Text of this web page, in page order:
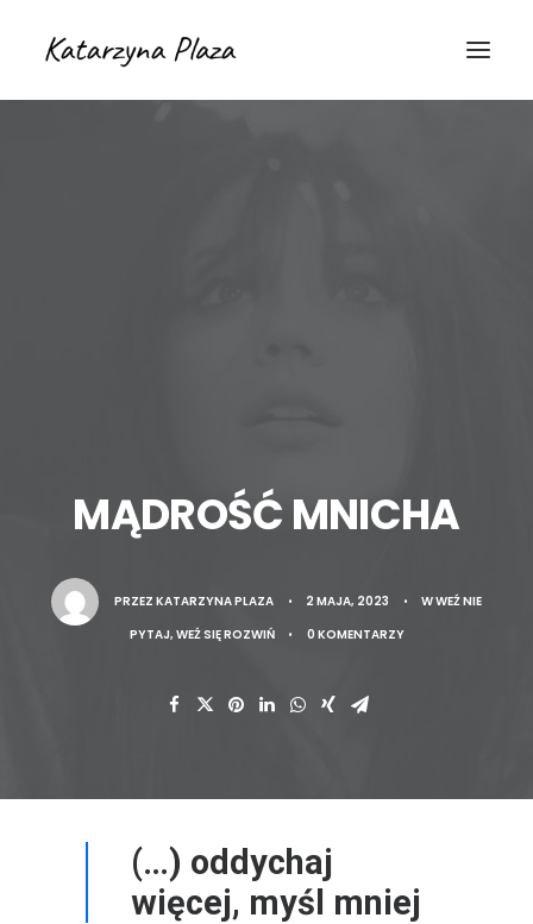
MĄDROŚĆ MNICHA
PRZEZKATARZYNA PLAZA • 2 MAJA, 2023 • WWEŹ NIE
PYTAJ, WEŹ SIĘ ROZWIŃ
• 0 KOMENTARZY
(…) oddychaj
więcej, myśl mniej